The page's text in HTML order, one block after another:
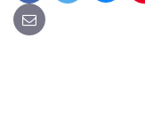
E-
mail